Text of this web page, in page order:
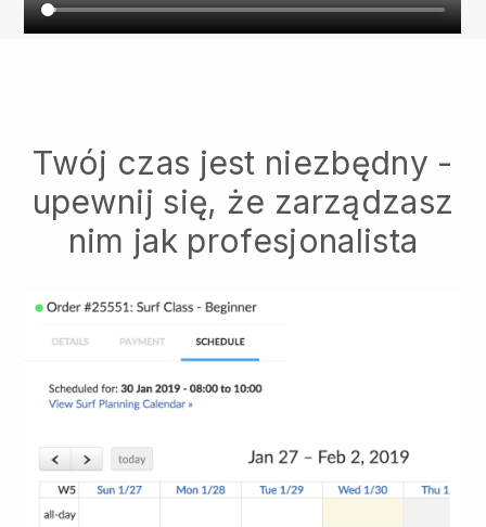
Twój czas jest niezbędny -
upewnij się, że zarządzasz
nim jak profesjonalista